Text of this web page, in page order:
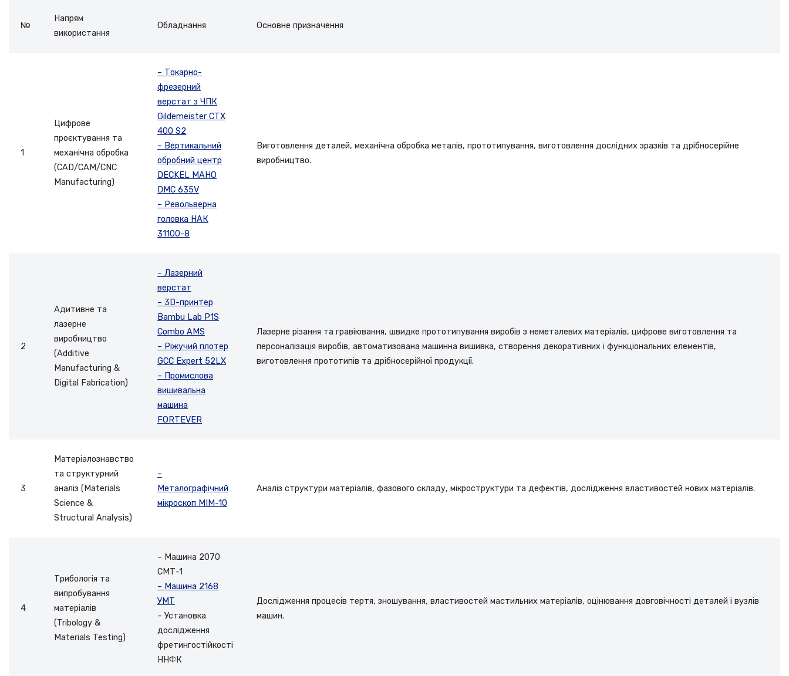
№
Напрям
використання
Обладнання Основне призначення
1
Цифрове
проєктування та
механічна обробка
(CAD/CAM/CNC
Manufacturing)
– Токарно-
фрезерний
верстат з ЧПК
Gildemeister CTX
400 S2
– Вертикальний
обробний центр
DECKEL MAHO
DMC 635V
– Револьверна
головка НАК
31100-8
Виготовлення деталей, механічна обробка металів, прототипування, виготовлення дослідних зразків та дрібносерійне
виробництво.
2
Адитивне та
лазерне
виробництво
(Additive
Manufacturing &
Digital Fabrication)
– Лазерний
верстат
– 3D-принтер
Bambu Lab P1S
Combo AMS
– Ріжучий плотер
GCC Expert 52LX
– Промислова
вишивальна
машина
FORTEVER
Лазерне різання та гравіювання, швидке прототипування виробів з неметалевих матеріалів, цифрове виготовлення та
персоналізація виробів, автоматизована машинна вишивка, створення декоративних і функціональних елементів,
виготовлення прототипів та дрібносерійної продукції.
3
Матеріалознавство
та структурний
аналіз (Materials
Science &
Structural Analysis)
–
Металографічний
мікроскоп МІМ-10
Аналіз структури матеріалів, фазового складу, мікроструктури та дефектів, дослідження властивостей нових матеріалів.
4
Трибологія та
випробування
матеріалів
(Tribology &
Materials Testing)
– Машина 2070
СМТ-1
– Машина 2168
УМТ
– Установка
дослідження
фретингостійкості
ННФК
Дослідження процесів тертя, зношування, властивостей мастильних матеріалів, оцінювання довговічності деталей і вузлів
машин.